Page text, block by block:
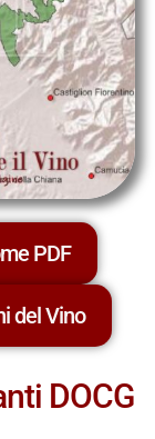
PDF
del Vino
DOCG